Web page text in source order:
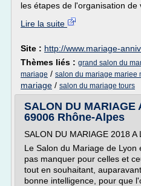
les étapes de l'organisation de
Lire la suite
Site : http://www.mariage-
Thèmes liés : grand salon du
mariage / salon du mariage mariee
mariage / salon du mariage tours
SALON DU MARIAGE
69006 Rhône-Alpes
SALON DU MARIAGE 2018 A
Le Salon du Mariage de
pas manquer pour celles et
tout en souhaitant,
bonne intelligence, pour que